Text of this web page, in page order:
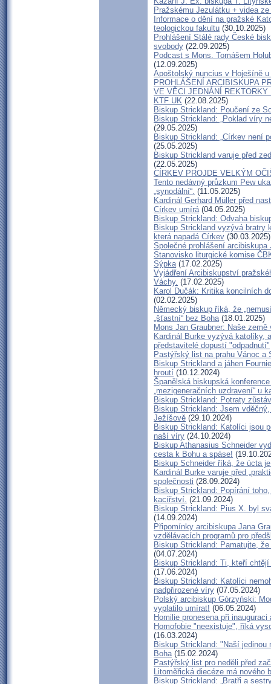
Pražskému Jezulátku + videa
Informace o dění na pražské
teologickou fakultu (30.10.2025)
Prohlášení Stálé rady České
svobody (22.09.2025)
Podcast s Mons. Tomášem
(12.09.2025)
Apoštolský nuncius v Hoješíně u
PROHLÁŠENÍ ARCIBISKUPA
VE VĚCI JEDNÁNÍ
KTF UK (22.08.2025)
Biskup Strickland: Poučení ze
Biskup Strickland: „Poklad víry
(29.05.2025)
Biskup Strickland: „Církev není
(25.05.2025)
Biskup Strickland varuje před
(22.05.2025)
CÍRKEV PROJDE VELKÝM
Tento nedávný průzkum Pew
„synodální“. (11.05.2025)
Kardinál Gerhard Müller před
Církev umírá(04.05.2025)
Biskup Strickland: Odvaha
Biskup Strickland vyzývá bratry
která napadá Církev (30.03.2025)
Společné prohlášení arcibiskupa
Stanovisko liturgické komise
Sýpka(17.02.2025)
Vyjádření Arcibiskupství
Váchy. (17.02.2025)
Karol Dučák: Kritika koncilních
(02.02.2025)
Německý biskup říká, že
„šťastní“ bez Boha(18.01.2025)
Mons Jan Graubner: Naše země
Kardinál Burke vyzývá
představitelé dopustí "odpadnutí"
Pastýřský list na prahu Vánoc a
Biskup Strickland a jáhen
hroutí (10.12.2024)
Španělská biskupská
„mezigeneračních uzdravení“ u
Biskup Strickland: Potraty
Biskup Strickland: Jsem
Ježíšově (29.10.2024)
Biskup Strickland: Katolíci jsou
naší víry (24.10.2024)
Biskup Athanasius Schneider
cesta k Bohu a spáse!
Biskup Schneider říká, že úcta
Kardinál Burke varuje před
společnosti (28.09.2024)
Biskup Strickland: Popírání
kacířství. (21.09.2024)
Biskup Strickland: Pius X. byl
(14.09.2024)
Připomínky arcibiskupa Jana
vzdělávacích programů pro
Biskup Strickland: Pamatujte,
(04.07.2024)
Biskup Strickland: Ti, kteří
(17.06.2024)
Biskup Strickland: Katolíci
nadpřirozené víry (07.05.2024)
Polský arcibiskup Górzyński:
vyplatilo umírat! (06.05.2024)
Homilie pronesena při
Homofobie "neexistuje", říká
(16.03.2024)
Biskup Strickland: "Naší
Boha(15.02.2024)
Pastýřský list pro neděli před
Litoměřická diecéze má nového
Biskup Strickland: „Bratři a